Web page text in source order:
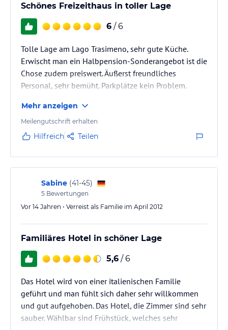
Schönes Freizeithaus in toller Lage
6 / 6
Tolle Lage am Lago Trasimeno, sehr gute Küche.
Erwischt man ein Halbpension-Sonderangebot ist die
Chose zudem preiswert. Äußerst freundliches
Personal, sehr bemüht. Parkplätze kein Problem.
Mehr anzeigen
Meilengutschrift erhalten
Hilfreich Teilen
Sabine (41-45)
5 Bewertungen
Vor 14 Jahren • Verreist als Familie im April 2012
Familiäres Hotel in schöner Lage
5,6 / 6
Das Hotel wird von einer italienischen Familie
geführt und man fühlt sich daher sehr willkommen
und gut aufgehoben. Das Hotel, die Zimmer sind sehr
sauber. Wählbar sind Frühstück, welches sehr